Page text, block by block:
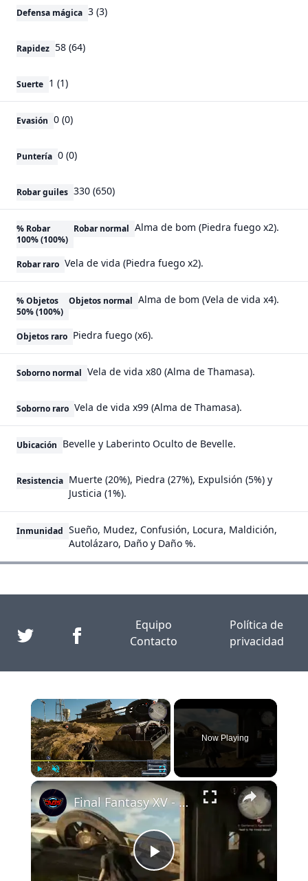
Defensa mágica 3 (3)
Rapidez 58 (64)
Suerte 1 (1)
Evasión 0 (0)
Puntería 0 (0)
Robar guiles 330 (650)
% Robar
100% (100%)
Robar normal Alma de bom (Piedra fuego x2).
Robar raro Vela de vida (Piedra fuego x2).
% Objetos
50% (100%)
Objetos normal Alma de bom (Vela de vida x4).
Objetos raro Piedra fuego (x6).
Soborno normal Vela de vida x80 (Alma de Thamasa).
Soborno raro Vela de vida x99 (Alma de Thamasa).
Ubicación Bevelle y Laberinto Oculto de Bevelle.
Resistencia Muerte (20%), Piedra (27%), Expulsión (5%) y
Justicia (1%).
Inmunidad Sueño, Mudez, Confusión, Locura, Maldición,
Autolázaro, Daño y Daño %.
Equipo
Contacto
Política de
privacidad
×
Play Unmute
Now Playing
×
Play
Final Fantasy XV - Conceal Don't Feel Rescue Side Quest: Give Antidote To Man Dialogue Gameplay Pro